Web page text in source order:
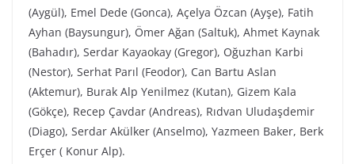
(Aygül), Emel Dede (Gonca), Açelya Özcan (Ayşe), Fatih
Ayhan (Baysungur), Ömer Ağan (Saltuk), Ahmet Kaynak
(Bahadır), Serdar Kayaokay (Gregor), Oğuzhan Karbi
(Nestor), Serhat Parıl (Feodor), Can Bartu Aslan
(Aktemur), Burak Alp Yenilmez (Kutan), Gizem Kala
(Gökçe), Recep Çavdar (Andreas), Rıdvan Uludaşdemir
(Diago), Serdar Akülker (Anselmo), Yazmeen Baker, Berk
Erçer ( Konur Alp).